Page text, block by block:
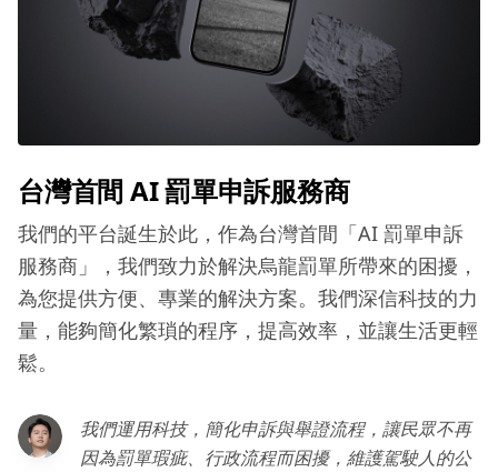
台灣首間 AI 罰單申訴服務商
我們的平台誕生於此，作為台灣首間「AI 罰單申訴
服務商」，我們致力於解決烏龍罰單所帶來的困擾，
為您提供方便、專業的解決方案。我們深信科技的力
量，能夠簡化繁瑣的程序，提高效率，並讓生活更輕
鬆。
我們運用科技，簡化申訴與舉證流程，讓民眾不再
因為罰單瑕疵、行政流程而困擾，維護駕駛人的公